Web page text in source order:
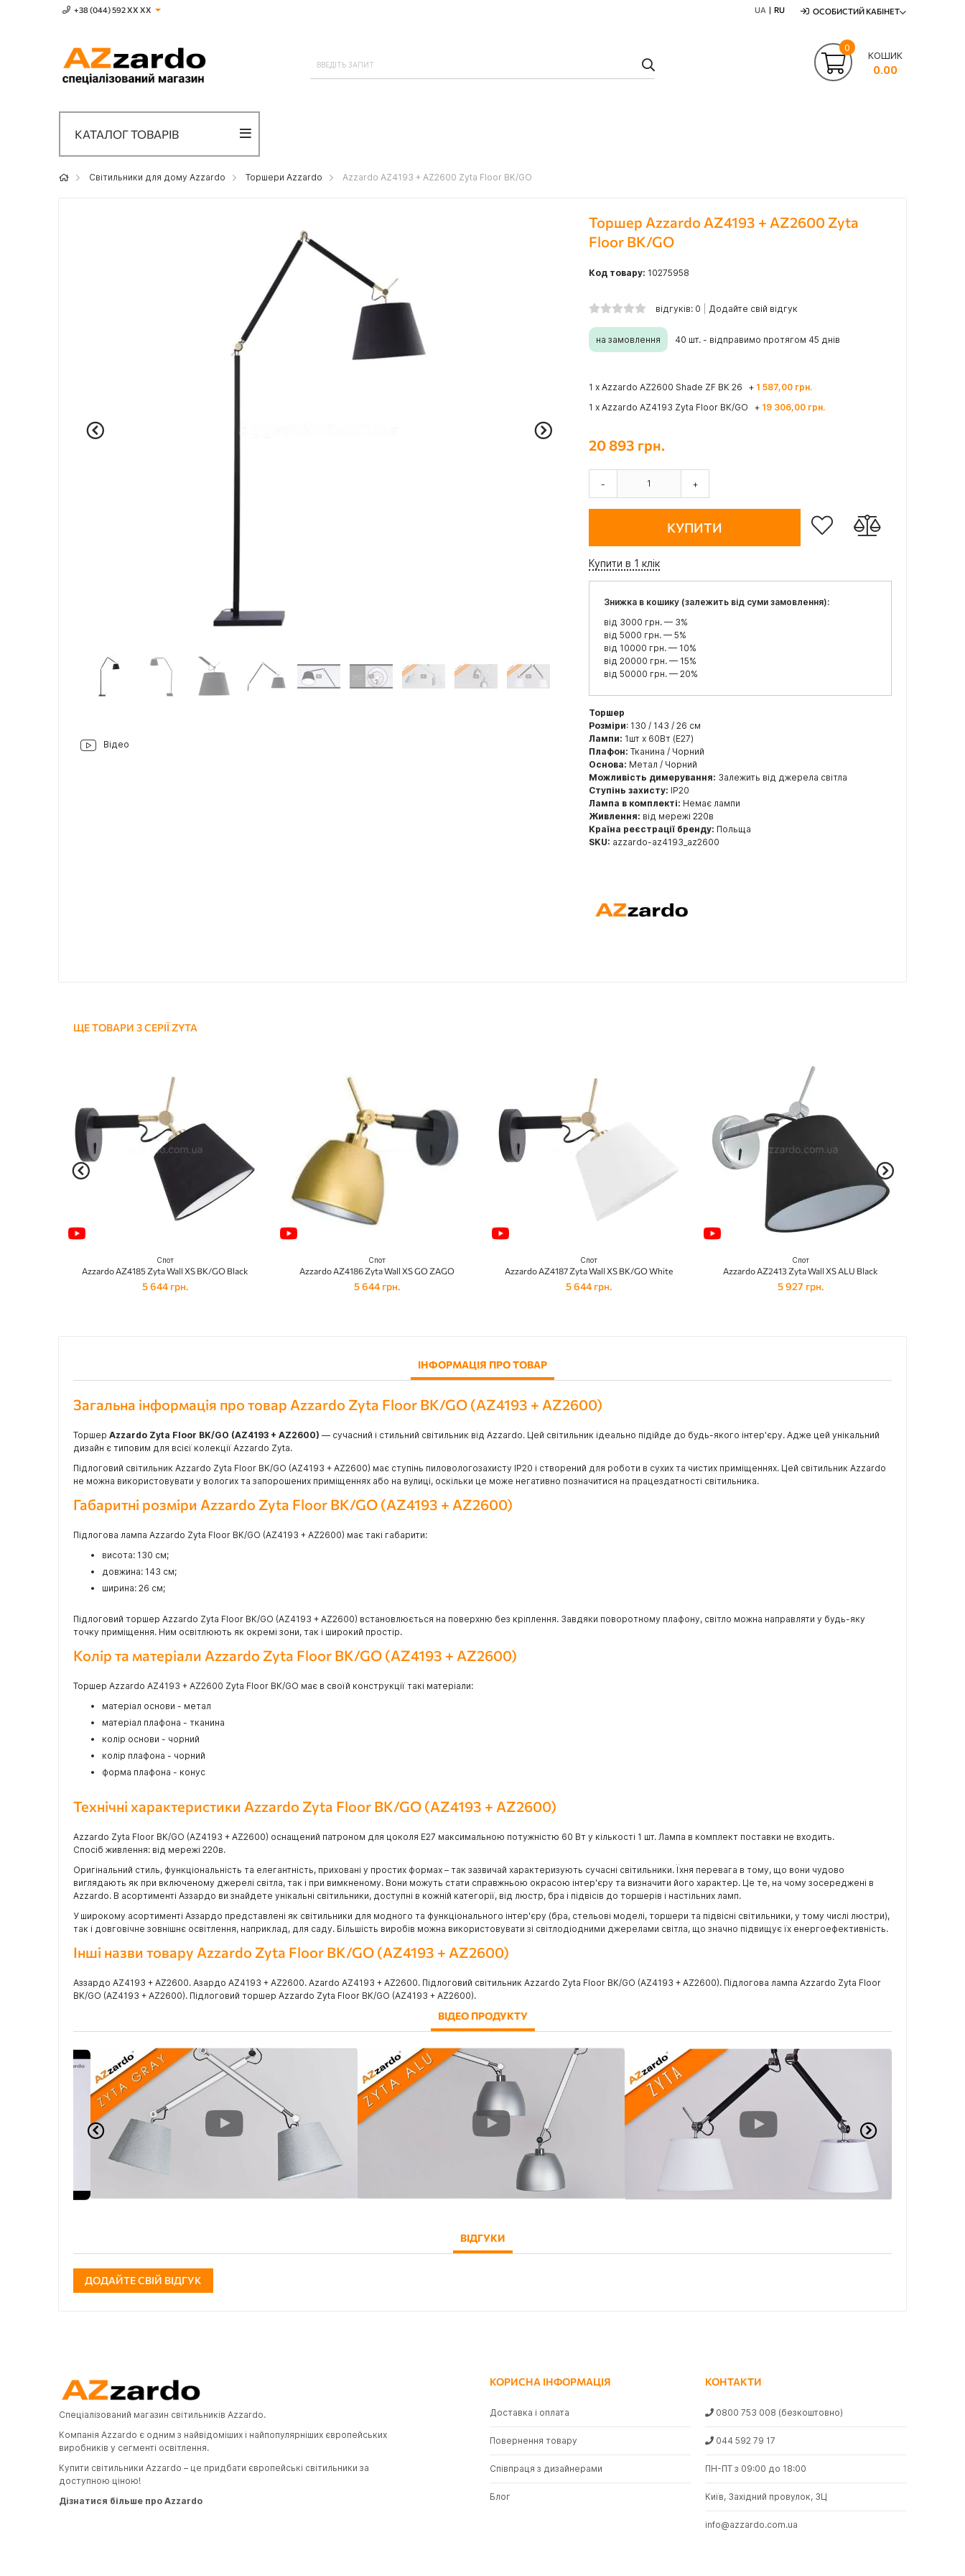
+38 (044) 592 XХ ХХ UA RU ОСОБИСТИЙ КАБІНЕТ
КОШИК
0.00
0
КАТАЛОГ ТОВАРІВ
Світильники для дому Azzardo Торшери Azzardo Azzardo AZ4193 + AZ2600 Zyta Floor BK/GO
Відео
Торшер Azzardo AZ4193 + AZ2600 Zyta
Floor BK/GO
Код товару: 10275958
відгуків: 0 Додайте свій відгук
на замовлення 40 шт. - відправимо протягом 45 днів
1 x Azzardo AZ2600 Shade ZF BK 26 + 1 587,00 грн.
1 x Azzardo AZ4193 Zyta Floor BK/GO
+ 19 306,00 грн.
20 893 грн.
- +
КУПИТИ
Купити в 1 клік
Знижка в кошику (залежить від суми замовлення):
від 3000 грн. — 3%
від 5000 грн. — 5%
від 10000 грн. — 10%
від 20000 грн. — 15%
від 50000 грн. — 20%
Торшер
Розміри: 130 / 143 / 26 см
Лампи: 1шт x 60Вт (E27)
Плафон: Тканина / Чорний
Основа: Метал / Чорний
Можливість димерування: Залежить від джерела світла
Ступінь захисту: IP20
Лампа в комплекті: Немає лампи
Живлення: від мережі 220в
Країна реєстрації бренду: Польща
SKU: azzardo-az4193_az2600
ЩЕ ТОВАРИ З СЕРІЇ ZYTA
Спот
Azzardo AZ4185 Zyta Wall XS BK/GO Black
5 644 грн.
Спот
Azzardo AZ4186 Zyta Wall XS GO ZAGO
5 644 грн.
Спот
Azzardo AZ4187 Zyta Wall XS BK/GO White
5 644 грн.
Спот
Azzardo AZ2413 Zyta Wall XS ALU Black
5 927 грн.
ІНФОРМАЦІЯ ПРО ТОВАР
Загальна інформація про товар Azzardo Zyta Floor BK/GO (AZ4193 + AZ2600)
Торшер Azzardo Zyta Floor BK/GO (AZ4193 + AZ2600) — сучасний і стильний світильник від Azzardo. Цей світильник ідеально підійде до будь-якого інтер'єру. Адже цей унікальний
дизайн є типовим для всієї колекції Azzardo Zyta.
Підлоговий світильник Azzardo Zyta Floor BK/GO (AZ4193 + AZ2600) має ступінь пиловологозахисту IP20 і створений для роботи в сухих та чистих приміщеннях. Цей світильник Azzardo
не можна використовувати у вологих та запорошених приміщеннях або на вулиці, оскільки це може негативно позначитися на працездатності світильника.
Габаритні розміри Azzardo Zyta Floor BK/GO (AZ4193 + AZ2600)
Підлогова лампа Azzardo Zyta Floor BK/GO (AZ4193 + AZ2600) має такі габарити:
висота: 130 см;
довжина: 143 см;
ширина: 26 см;
Підлоговий торшер Azzardo Zyta Floor BK/GO (AZ4193 + AZ2600) встановлюється на поверхню без кріплення. Завдяки поворотному плафону, світло можна направляти у будь-яку
точку приміщення. Ним освітлюють як окремі зони, так і широкий простір.
Колір та матеріали Azzardo Zyta Floor BK/GO (AZ4193 + AZ2600)
Торшер Azzardo AZ4193 + AZ2600 Zyta Floor BK/GO має в своїй конструкції такі матеріали:
матеріал основи - метал
матеріал плафона - тканина
колір основи - чорний
колір плафона - чорний
форма плафона - конус
Технічні характеристики Azzardo Zyta Floor BK/GO (AZ4193 + AZ2600)
Azzardo Zyta Floor BK/GO (AZ4193 + AZ2600) оснащений патроном для цоколя E27 максимальною потужністю 60 Вт у кількості 1 шт. Лампа в комплект поставки не входить.
Спосіб живлення: від мережі 220в.
Оригінальний стиль, функціональність та елегантність, приховані у простих формах – так зазвичай характеризують сучасні світильники. Їхня перевага в тому, що вони чудово
виглядають як при включеному джерелі світла, так і при вимкненому. Вони можуть стати справжньою окрасою інтер'єру та визначити його характер. Це те, на чому зосереджені в
Azzardo. В асортименті Аззардо ви знайдете унікальні світильники, доступні в кожній категорії, від люстр, бра і підвісів до торшерів і настільних ламп.
У широкому асортименті Аззардо представлені як світильники для модного та функціонального інтер'єру (бра, стельові моделі, торшери та підвісні світильники, у тому числі люстри),
так і довговічне зовнішнє освітлення, наприклад, для саду. Більшість виробів можна використовувати зі світлодіодними джерелами світла, що значно підвищує їх енергоефективність.
Інші назви товару Azzardo Zyta Floor BK/GO (AZ4193 + AZ2600)
Аззардо AZ4193 + AZ2600. Азардо AZ4193 + AZ2600. Azardo AZ4193 + AZ2600. Підлоговий світильник Azzardo Zyta Floor BK/GO (AZ4193 + AZ2600). Підлогова лампа Azzardo Zyta Floor
BK/GO (AZ4193 + AZ2600). Підлоговий торшер Azzardo Zyta Floor BK/GO (AZ4193 + AZ2600).
ВІДЕО ПРОДУКТУ
ВІДГУКИ
ДОДАЙТЕ СВІЙ ВІДГУК
Спеціалізований магазин світильників Azzardo.
Компанія Azzardo є одним з найвідоміших і найпопулярніших європейських
виробників у сегменті освітлення.
Купити світильники Azzardo – це придбати європейські світильники за
доступною ціною!
Дізнатися більше про Azzardo
КОРИСНА ІНФОРМАЦІЯ
Доставка і оплата
Повернення товару
Співпраця з дизайнерами
Блог
КОНТАКТИ
0800 753 008 (безкоштовно)
044 592 79 17
ПН-ПТ з 09:00 до 18:00
Київ, Західний провулок, 3Ц
info@azzardo.com.ua